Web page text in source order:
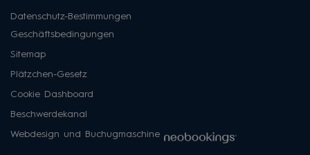
Datenschutz-Bestimmungen
Geschäftsbedingungen
Sitemap
Plätzchen-Gesetz
Cookie Dashboard
Beschwerdekanal
Webdesign und Buchugmaschine